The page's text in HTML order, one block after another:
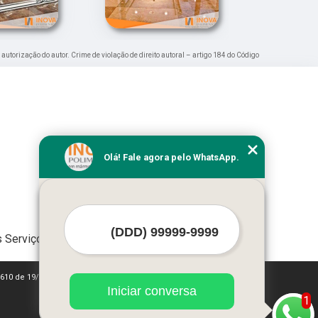
do autor. Crime de violação de direito autoral – artigo 184 do Código
de 19/02/1998)
1
Olá! Fale agora pelo WhatsApp.
Iniciar conversa